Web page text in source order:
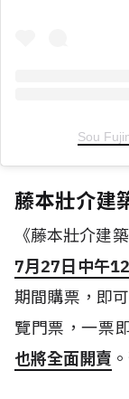
Sou
藤本壯介建
《藤本壯介建
7月27日中午
期間購票，即
覽門票，一票
也將全面開賣